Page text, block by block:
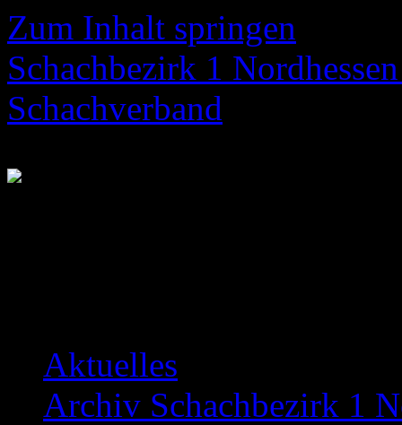
Zum Inhalt springen
Schachbezirk 1
Schachverband
Aktuelles
Archiv Schachbezirk 1